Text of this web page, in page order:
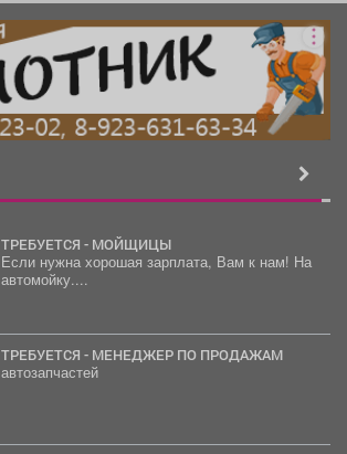
ТРЕБУЕТСЯ - МОЙЩИЦЫ
Если нужна хорошая зарплата, Вам к нам! На
автомойку....
ТРЕБУЕТСЯ - МЕНЕДЖЕР ПО ПРОДАЖАМ
автозапчастей